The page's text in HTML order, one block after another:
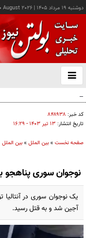
دوشنبه ۱۹ مرداد ۱۴۰۵ |
August 2026
باز
و
سوداگری جنگ و تقسیم غنائم خیالی...
کد خبر: ۸۴۸۹۳۸
تاریخ انتشار: ۱۳ تير ۱۴۰۳ - ۱۶:۲۹
صفحه نخست »بین الملل »بین الملل
نوجوان سوری
یک نوجوان سوری در
آجین شد و به قتل رسید.